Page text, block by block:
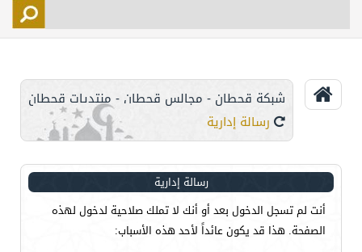
التحكم
شبكة قحطان - مجالس قحطان - منتديات قحطان
رسالة إدارية
رسالة إدارية
أنت لم تسجل الدخول بعد أو أنك لا تملك صلاحية لدخول لهذه
الصفحة. هذا قد يكون عائداً لأحد هذه الأسباب: